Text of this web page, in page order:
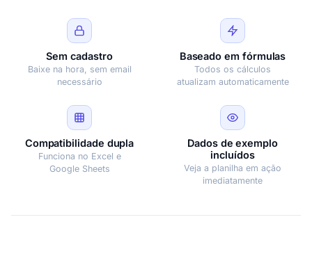
Sem cadastro
Baixe na hora, sem email
necessário
Baseado em fórmulas
Todos os cálculos
atualizam automaticamente
Compatibilidade dupla
Funciona no Excel e
Google Sheets
Dados de exemplo
incluídos
Veja a planilha em ação
imediatamente